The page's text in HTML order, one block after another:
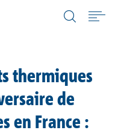
thermiques
de
en France :